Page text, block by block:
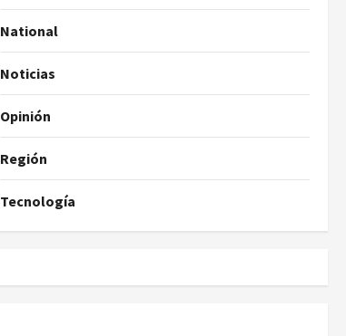
National
Noticias
Opinión
Región
Tecnología